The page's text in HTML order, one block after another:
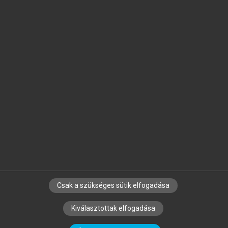
SZERZŐKNEK CÉGEKNEK KÖNYVTÁROSOKNAK
SZERKESZTÉSI ÉS LEKTORÁLÁSI ALAPELVEK
Csak a szükséges sütik elfogadása
Kiválasztottak elfogadása